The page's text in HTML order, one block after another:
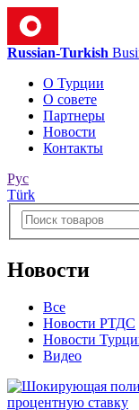
Russian-Turkish
О Турции
О совете
Партнеры
Новости
Контакты
Рус
Türk
Новости
Все
Новости РТДС
Новости
Видео